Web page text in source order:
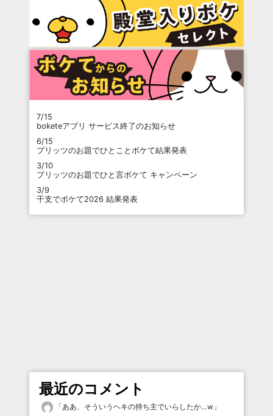
7/15
boketeアプリ サービス終了のお知らせ
6/15
プリッツのお題でひとことボケて結果発表
3/10
プリッツのお題でひと言ボケて キャンペーン
3/9
干支でボケて2026 結果発表
最近のコメント
「ああ、そういうヘキの持ち主でいらしたか…w 」